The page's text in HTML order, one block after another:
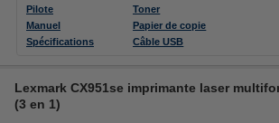
Pilote
Manuel
Spécifications
Toner
Papier de copie
Câble USB
Lexmark CX951se imprimante laser
(3 en 1)